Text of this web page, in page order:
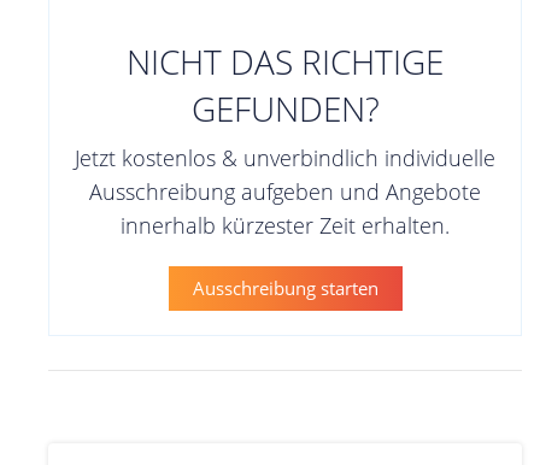
NICHT DAS RICHTIGE
GEFUNDEN?
Jetzt kostenlos & unverbindlich individuelle
Ausschreibung aufgeben und Angebote
innerhalb kürzester Zeit erhalten.
Ausschreibung starten